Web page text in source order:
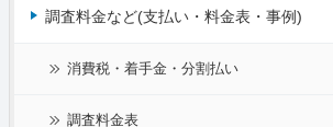
調査料金など(支払い・料金表・事例)
消費税・着手金・分割払い
調査料金表